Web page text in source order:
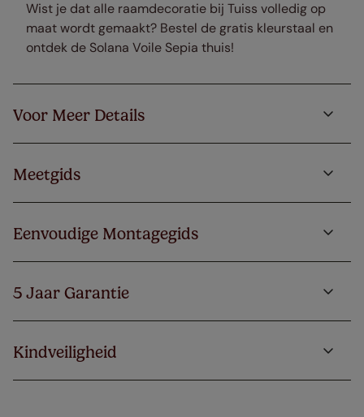
Wist je dat alle raamdecoratie bij Tuiss volledig op
maat wordt gemaakt? Bestel de gratis kleurstaal en
ontdek de Solana Voile Sepia thuis!
Voor Meer Details
Meetgids
Eenvoudige Montagegids
5 Jaar Garantie
Kindveiligheid